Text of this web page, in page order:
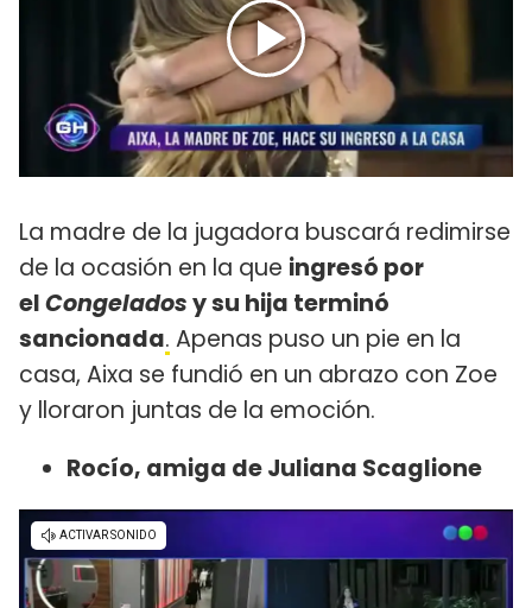
La madre de la jugadora buscará redimirse
de la ocasión en la que ingresó por
elCongeladosy su hija terminó
sancionada. Apenas puso un pie en la
casa, Aixa se fundió en un abrazo con Zoe
y lloraron juntas de la emoción.
Rocío, amiga de Juliana Scaglione